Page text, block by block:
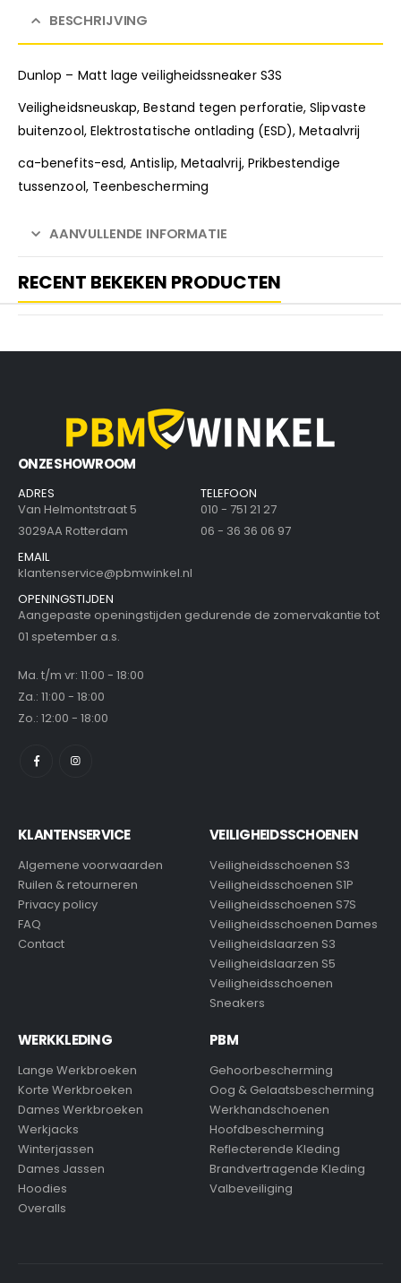
BESCHRIJVING
Dunlop – Matt lage veiligheidssneaker S3S
Veiligheidsneuskap, Bestand tegen perforatie, Slipvaste
buitenzool, Elektrostatische ontlading (ESD), Metaalvrij
ca-benefits-esd, Antislip, Metaalvrij, Prikbestendige
tussenzool, Teenbescherming
AANVULLENDE INFORMATIE
RECENT BEKEKEN PRODUCTEN
ONZE SHOWROOM
ADRES
Van Helmontstraat 5
3029AA Rotterdam
TELEFOON
010 - 751 21 27
06 - 36 36 06 97
EMAIL
klantenservice@pbmwinkel.nl
OPENINGSTIJDEN
Aangepaste openingstijden gedurende de zomervakantie tot
01 spetember a.s.
Ma. t/m vr: 11:00 - 18:00
Za.: 11:00 - 18:00
Zo.: 12:00 - 18:00
KLANTENSERVICE
Algemene voorwaarden
Ruilen & retourneren
Privacy policy
FAQ
Contact
VEILIGHEIDSSCHOENEN
Veiligheidsschoenen S3
Veiligheidsschoenen S1P
Veiligheidsschoenen S7S
Veiligheidsschoenen Dames
Veiligheidslaarzen S3
Veiligheidslaarzen S5
Veiligheidsschoenen
Sneakers
WERKKLEDING
Lange Werkbroeken
Korte Werkbroeken
Dames Werkbroeken
Werkjacks
Winterjassen
Dames Jassen
Hoodies
Overalls
PBM
Gehoorbescherming
Oog & Gelaatsbescherming
Werkhandschoenen
Hoofdbescherming
Reflecterende Kleding
Brandvertragende Kleding
Valbeveiliging